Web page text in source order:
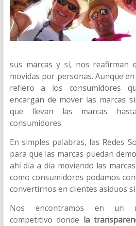
sus marcas y sí, nos reafirman
movidas por personas. Aunque
refiero a los consumidores
encargan de mover las marcas
que llevan las marcas
consumidores.
En simples palabras, las Redes
para que las marcas puedan
ahí día a día moviendo las
como consumidores podamos
convertirnos en clientes asiduos si
Nos encontramos en un
competitivo donde la